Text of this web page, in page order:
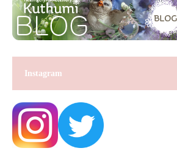
Instagram